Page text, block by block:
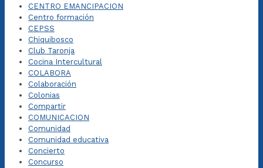
CENTRO EMANCIPACION
Centro formación
CEPSS
Chiquibosco
Club Taronja
Cocina Intercultural
COLABORA
Colaboración
Colonias
Compartir
COMUNICACION
Comunidad
Comunidad educativa
Concierto
Concurso